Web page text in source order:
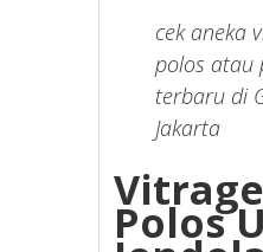
cek aneka
polos atau
terbaru di
Jakarta
Polos